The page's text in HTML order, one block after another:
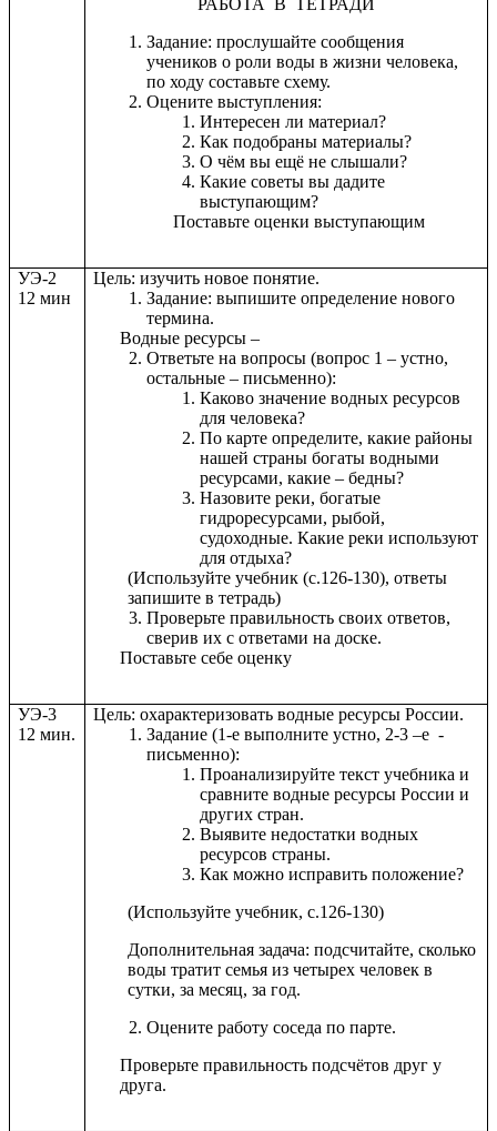
РАБОТА В ТЕТРАДИ
Задание: прослушайте сообщения
учеников о роли воды в жизни человека,
по ходу составьте схему.
Оцените выступления:
Интересен ли материал?
Как подобраны материалы?
О чём вы ещё не слышали?
Какие советы вы дадите
выступающим?
Поставьте оценки выступающим
УЭ-2
12 мин
Цель: изучить новое понятие.
Задание: выпишите определение нового
термина.
Водные ресурсы –
Ответьте на вопросы (вопрос 1 – устно,
остальные – письменно):
Каково значение водных ресурсов
для человека?
По карте определите, какие районы
нашей страны богаты водными
ресурсами, какие – бедны?
Назовите реки, богатые
гидроресурсами, рыбой,
судоходные. Какие реки используют
для отдыха?
(Используйте учебник (с.126-130), ответы
запишите в тетрадь)
Проверьте правильность своих ответов,
сверив их с ответами на доске.
Поставьте себе оценку
УЭ-3
12 мин.
Цель: охарактеризовать водные ресурсы России.
Задание (1-е выполните устно, 2-3 –е -
письменно):
Проанализируйте текст учебника и
сравните водные ресурсы России и
других стран.
Выявите недостатки водных
ресурсов страны.
Как можно исправить положение?
(Используйте учебник, с.126-130)
Дополнительная задача: подсчитайте, сколько
воды тратит семья из четырех человек в
сутки, за месяц, за год.
Оцените работу соседа по парте.
Проверьте правильность подсчётов друг у
друга.